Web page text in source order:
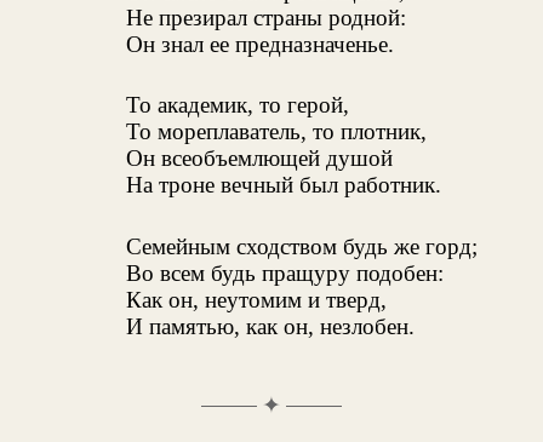
Не презирал страны родной:
Он знал ее предназначенье.
То академик, то герой,
То мореплаватель, то плотник,
Он всеобъемлющей душой
На троне вечный был работник.
Семейным сходством будь же горд;
Во всем будь пращуру подобен:
Как он, неутомим и тверд,
И памятью, как он, незлобен.
✦